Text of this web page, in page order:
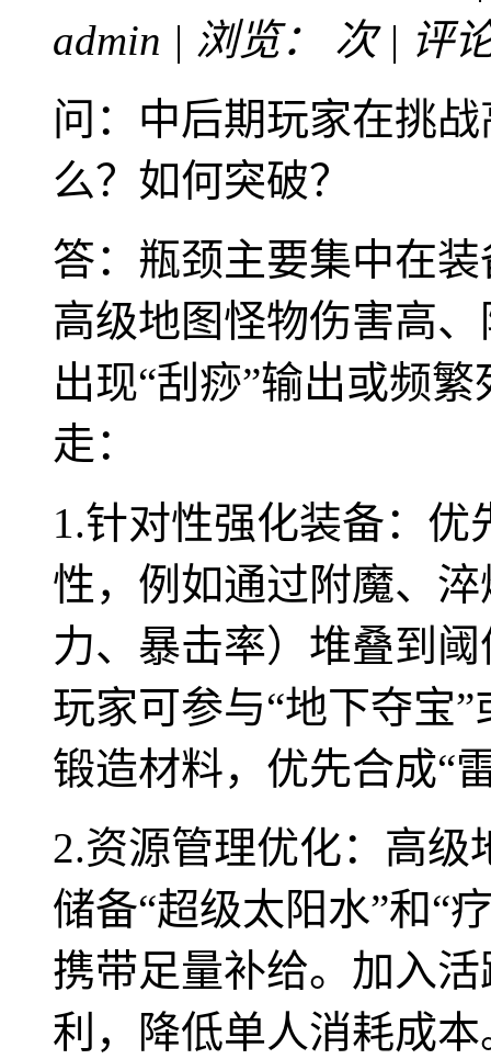
admin | 浏览：
次 | 评
问：中后期玩家在挑
么？如何突破？
答：瓶颈主要集中在
高级地图怪物伤害高
出现“刮痧”输出或频
走：
1.针对性强化装备：
性，例如通过附魔、
力、暴击率）堆叠到
玩家可参与“地下夺宝”
锻造材料，优先合成“
2.资源管理优化：高
储备“超级太阳水”和“
携带足量补给。加入
利，降低单人消耗成本